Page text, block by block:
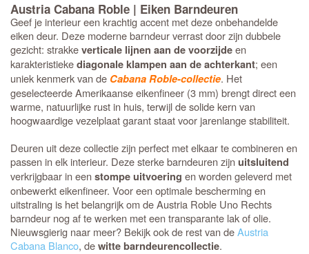
Austria Cabana Roble | Eiken Barndeuren
Geef je interieur een krachtig accent met deze onbehandelde
eiken deur. Deze moderne barndeur verrast door zijn dubbele
gezicht: strakkeverticale lijnen aan de voorzijdeen
karakteristiekediagonale klampen aan de achterkant; een
uniek kenmerk van de Cabana Roble-collectie. Het
geselecteerde Amerikaanse eikenfineer (3 mm) brengt direct een
warme, natuurlijke rust in huis, terwijl de solide kern van
hoogwaardige vezelplaat garant staat voor jarenlange stabiliteit.
Deuren uit deze collectie zijn perfect met elkaar te combineren en
passen in elk interieur. Deze sterke barndeuren zijnuitsluitend
verkrijgbaar in eenstompe uitvoering en worden geleverd met
onbewerkt eikenfineer. Voor een optimale bescherming en
uitstraling is het belangrijk om de Austria Roble Uno Rechts
barndeur nog af te werken met een transparante lak of olie.
Nieuwsgierig naar meer? Bekijk ook de rest van deAustria
Cabana Blanco, dewitte barndeurencollectie.